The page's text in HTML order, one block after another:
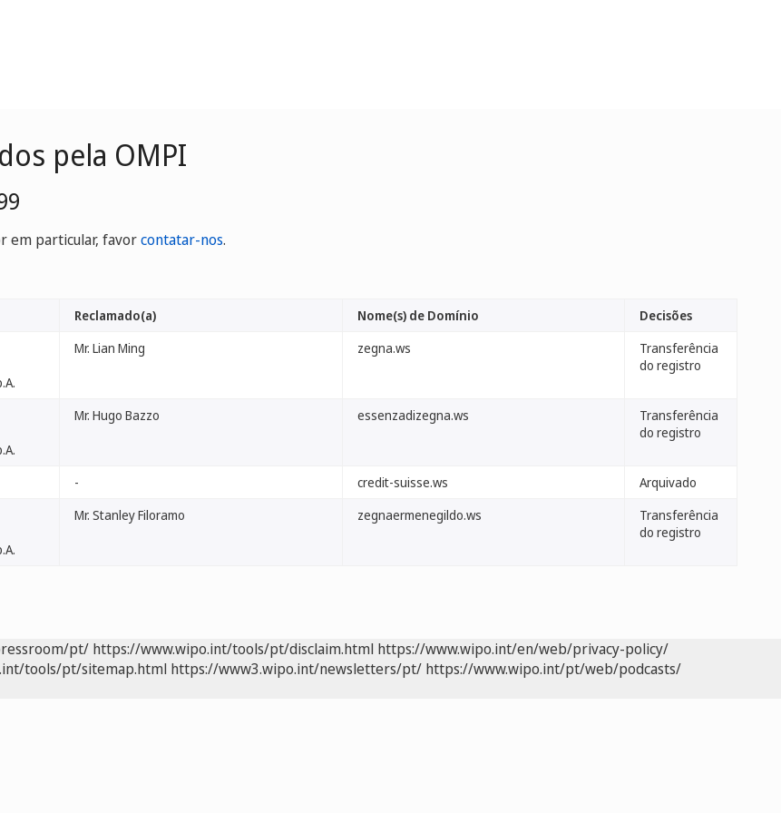
pela OMPI
em particular, favorcontatar-nos.
Reclamado(a) Nome(s) de Domínio
Decisões
Mr. Lian Ming zegna.ws
Transferência
do registro
Mr. Hugo Bazzo essenzadizegna.ws
Transferência
do registro
- credit-suisse.ws
Arquivado
Mr. Stanley Filoramo zegnaermenegildo.ws
Transferência
do registro
pt/ https://www.wipo.int/tools/pt/disclaim.html https://www.wipo.int/en/web/privacy-policy/
tools/pt/sitemap.html https://www3.wipo.int/newsletters/pt/ https://www.wipo.int/pt/web/podcasts/